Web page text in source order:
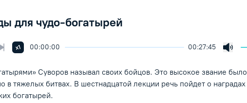
для чудо-богатырей
00:00:00 00:27:45
лекция
Следующая лекция
x1Увеличить скорость воспроизведения
Суворов называл своих бойцов. Это высокое звание было
в тяжелых битвах. В шестнадцатой лекции речь пойдет о наградах
богатырей.